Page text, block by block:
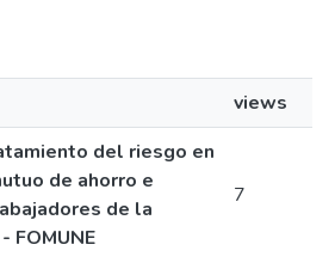
views
del riesgo en
de ahorro e
de la
FOMUNE
7